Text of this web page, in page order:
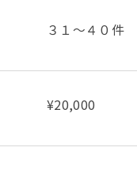
３１〜４０件
¥20,000